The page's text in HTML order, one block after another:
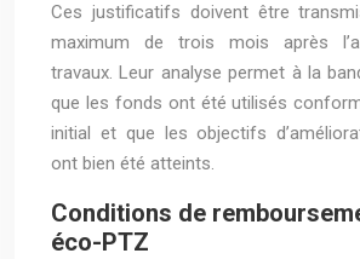
Ces justificatifs doivent être
maximum de trois mois après
travaux. Leur analyse permet à la
que les fonds ont été utilisés
initial et que les objectifs
ont bien été atteints.
Conditions de
éco-PTZ